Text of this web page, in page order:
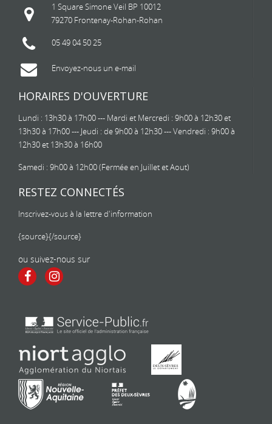
1 Square Simone Veil BP 10012
79270 Frontenay-Rohan-Rohan
05 49 04 50 25
Envoyez-nous un e-mail
HORAIRES D'OUVERTURE
Lundi : 13h30 à 17h00 --- Mardi et Mercredi : 9h00 à 12h30 et
13h30 à 17h00 --- Jeudi : de 9h00 à 12h30 --- Vendredi : 9h00 à
12h30 et 13h30 à 16h00
Samedi : 9h00 à 12h00 (Fermée en Juillet et Aout)
RESTEZ CONNECTÉS
Inscrivez-vous à la lettre d'information
{source}{/source}
ou suivez-nous sur